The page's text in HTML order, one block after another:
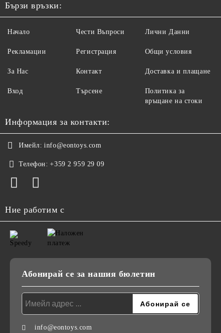
Бързи връзки:
Начало
Рекламации
За Нас
Вход
Чести Въпроси
Регистрация
Контакт
Търсене
Лични Данни
Общи условия
Доставка и плащане
Политика за
връщане на стоки
Информация за контакти:
Имейл: info@eontoys.com
Телефон: +359 2 959 29 09
Ние работим с
Абонирай се за нашия бюлетин
info@eontoys.com